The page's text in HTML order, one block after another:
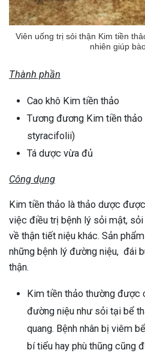
Viên uống trị sỏi thận Kim tiền
nhiên giúp
Thành phần
Cao khô Kim tiền thảo
Tương đương Kim tiền
styracifolii)
Tá dược vừa đủ
Công dụng
Kim tiền thảo là thảo dược
việc điều trị bệnh lý sỏi mật,
về thận tiết niệu khác. Sản
những bệnh lý đường niệu, đái
thận.
Kim tiền thảo thường được
đường niệu như sỏi tại bể
quang. Bệnh nhân bị viêm
bí tiểu hay phù thũng cũng